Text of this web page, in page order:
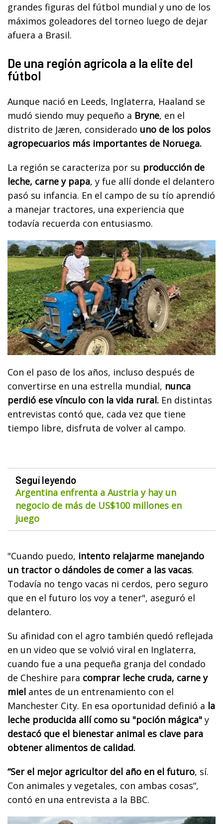
grandes figuras del fútbol mundial y uno de los
máximos goleadores del torneo luego de dejar
afuera a Brasil.
De una región agrícola a la elite del
fútbol
Aunque nació en Leeds, Inglaterra, Haaland se
mudó siendo muy pequeño a Bryne, en el
distrito de Jæren, considerado uno de los polos
agropecuarios más importantes de Noruega.
La región se caracteriza por su producción de
leche, carne y papa, y fue allí donde el delantero
pasó su infancia. En el campo de su tío aprendió
a manejar tractores, una experiencia que
todavía recuerda con entusiasmo.
Con el paso de los años, incluso después de
convertirse en una estrella mundial, nunca
perdió ese vínculo con la vida rural. En distintas
entrevistas contó que, cada vez que tiene
tiempo libre, disfruta de volver al campo.
Seguí leyendo
Argentina enfrenta a Austria y hay un
negocio de más de US$100 millones en
juego
"Cuando puedo, intento relajarme manejando
un tractor o dándoles de comer a las vacas.
Todavía no tengo vacas ni cerdos, pero seguro
que en el futuro los voy a tener", aseguró el
delantero.
Su afinidad con el agro también quedó reflejada
en un video que se volvió viral en Inglaterra,
cuando fue a una pequeña granja del condado
de Cheshire para comprar leche cruda, carne y
miel antes de un entrenamiento con el
Manchester City. En esa oportunidad definió a la
leche producida allí como su "poción mágica" y
destacó que el bienestar animal es clave para
obtener alimentos de calidad.
“Ser el mejor agricultor del año en el futuro, sí.
Con animales y vegetales, con ambas cosas“,
contó en una entrevista a la BBC.